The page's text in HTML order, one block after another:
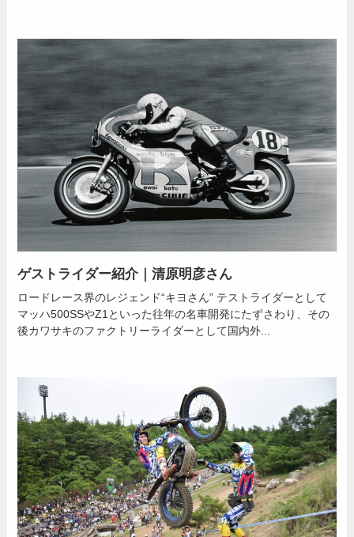
ゲストライダー紹介｜清原明彦さん
ロードレース界のレジェンド“キヨさん” テストライダーとして
マッハ500SSやZ1といった往年の名車開発にたずさわり、その
後カワサキのファクトリーライダーとして国内外...